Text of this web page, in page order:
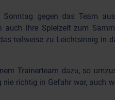
gegen das Team
auch ihre Spielzeit zum
teilweise zu Leichtsinnig in
Trainerteam dazu, so
richtig in Gefahr war, auch